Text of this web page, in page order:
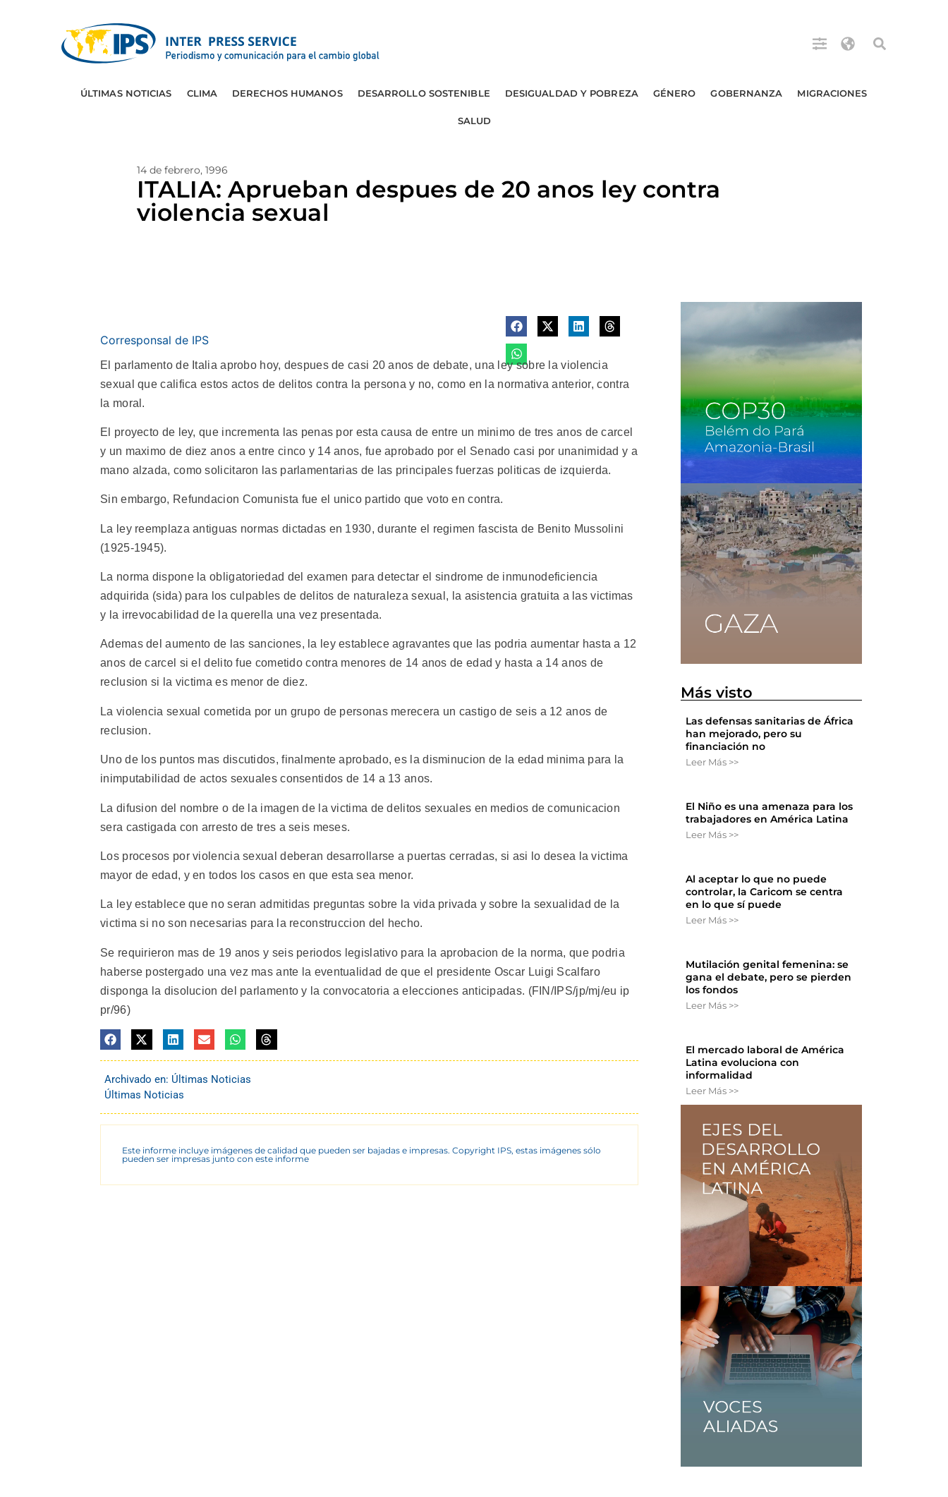
ÚLTIMAS NOTICIAS CLIMA DERECHOS HUMANOS DESARROLLO SOSTENIBLE DESIGUALDAD Y POBREZA GÉNERO GOBERNANZA MIGRACIONES
SALUD
14 de febrero, 1996
ITALIA: Aprueban despues de 20 anos ley contra
violencia sexual
Corresponsal de IPS
El parlamento de Italia aprobo hoy, despues de casi 20 anos de debate, una ley sobre la violencia
sexual que califica estos actos de delitos contra la persona y no, como en la normativa anterior, contra
la moral.
El proyecto de ley, que incrementa las penas por esta causa de entre un minimo de tres anos de carcel
y un maximo de diez anos a entre cinco y 14 anos, fue aprobado por el Senado casi por unanimidad y a
mano alzada, como solicitaron las parlamentarias de las principales fuerzas politicas de izquierda.
Sin embargo, Refundacion Comunista fue el unico partido que voto en contra.
La ley reemplaza antiguas normas dictadas en 1930, durante el regimen fascista de Benito Mussolini
(1925-1945).
La norma dispone la obligatoriedad del examen para detectar el sindrome de inmunodeficiencia
adquirida (sida) para los culpables de delitos de naturaleza sexual, la asistencia gratuita a las victimas
y la irrevocabilidad de la querella una vez presentada.
Ademas del aumento de las sanciones, la ley establece agravantes que las podria aumentar hasta a 12
anos de carcel si el delito fue cometido contra menores de 14 anos de edad y hasta a 14 anos de
reclusion si la victima es menor de diez.
La violencia sexual cometida por un grupo de personas merecera un castigo de seis a 12 anos de
reclusion.
Uno de los puntos mas discutidos, finalmente aprobado, es la disminucion de la edad minima para la
inimputabilidad de actos sexuales consentidos de 14 a 13 anos.
La difusion del nombre o de la imagen de la victima de delitos sexuales en medios de comunicacion
sera castigada con arresto de tres a seis meses.
Los procesos por violencia sexual deberan desarrollarse a puertas cerradas, si asi lo desea la victima
mayor de edad, y en todos los casos en que esta sea menor.
La ley establece que no seran admitidas preguntas sobre la vida privada y sobre la sexualidad de la
victima si no son necesarias para la reconstruccion del hecho.
Se requirieron mas de 19 anos y seis periodos legislativo para la aprobacion de la norma, que podria
haberse postergado una vez mas ante la eventualidad de que el presidente Oscar Luigi Scalfaro
disponga la disolucion del parlamento y la convocatoria a elecciones anticipadas. (FIN/IPS/jp/mj/eu ip
pr/96)
Archivado en: Últimas Noticias
Últimas Noticias
Este informe incluye imágenes de calidad que pueden ser bajadas e impresas. Copyright IPS, estas imágenes sólo
pueden ser impresas junto con este informe
Más visto
Las defensas sanitarias de África
han mejorado, pero su
financiación no
Leer Más >>
El Niño es una amenaza para los
trabajadores en América Latina
Leer Más >>
Al aceptar lo que no puede
controlar, la Caricom se centra
en lo que sí puede
Leer Más >>
Mutilación genital femenina: se
gana el debate, pero se pierden
los fondos
Leer Más >>
El mercado laboral de América
Latina evoluciona con
informalidad
Leer Más >>